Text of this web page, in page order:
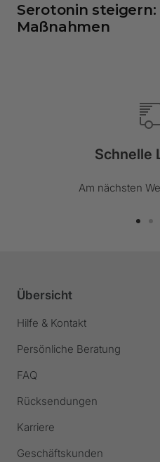
Serotonin
Maßnahmen
Schnelle
Am nächsten
Übersicht
Hilfe & Kontakt
Persönliche Beratung
FAQ
Rücksendungen
Karriere
Geschäftskunden